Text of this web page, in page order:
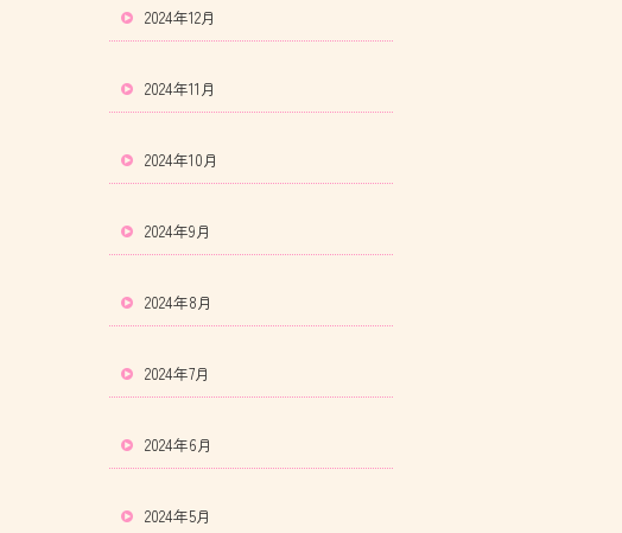
2024年12月
2024年11月
2024年10月
2024年9月
2024年8月
2024年7月
2024年6月
2024年5月